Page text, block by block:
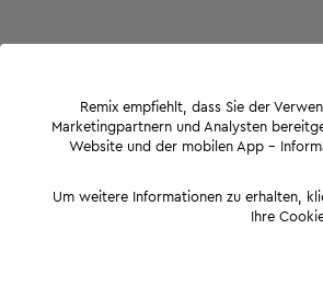
Remix empfiehlt, dass Sie der
Marketingpartnern und Analysten
Website und der mobilen App -
Um weitere Informationen zu erhalten,
Ihre